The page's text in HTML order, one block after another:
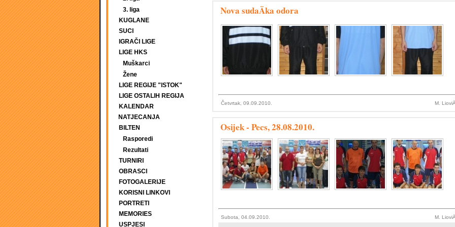
3. liga
KUGLANE
SUCI
IGRAČI LIGE
LIGE HKS
Muškarci
Žene
LIGE REGIJE "ISTOK"
LIGE OSTALIH REGIJA
KALENDAR
NATJECANJA
BILTEN
Rasporedi
Rezultati
TURNIRI
OBRASCI
FOTOGALERIJE
KORISNI LINKOVI
PORTRETI
MEMORIES
USPJESI
Nova sudaÄka odora
Četvrtak, 09.09.2010. M.
Osijek - Pecs, 28.08.2010.
Subota, 04.09.2010. M.